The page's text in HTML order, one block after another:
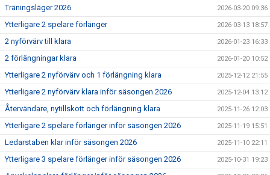
Träningsläger 2026 2026-03-20 09:36
Ytterligare 2 spelare förlänger 2026-03-13 18:57
2 nyförvärv till klara 2026-01-23 16:33
2 förlängningar klara 2026-01-20 10:52
Ytterligare 2 nyförvärv och 1 förlängning klara 2025-12-12 21:55
Ytterligare 2 nyförvärv klara inför säsongen 2026 2025-12-04 13:12
Återvändare, nytillskott och förlängning klara 2025-11-26 12:03
Ytterligare 2 spelare förlänger inför säsongen 2026 2025-11-19 15:51
Ledarstaben klar inför säsongen 2026 2025-11-10 22:11
Ytterligare 3 spelare förlänger inför säsongen 2026 2025-10-31 19:23